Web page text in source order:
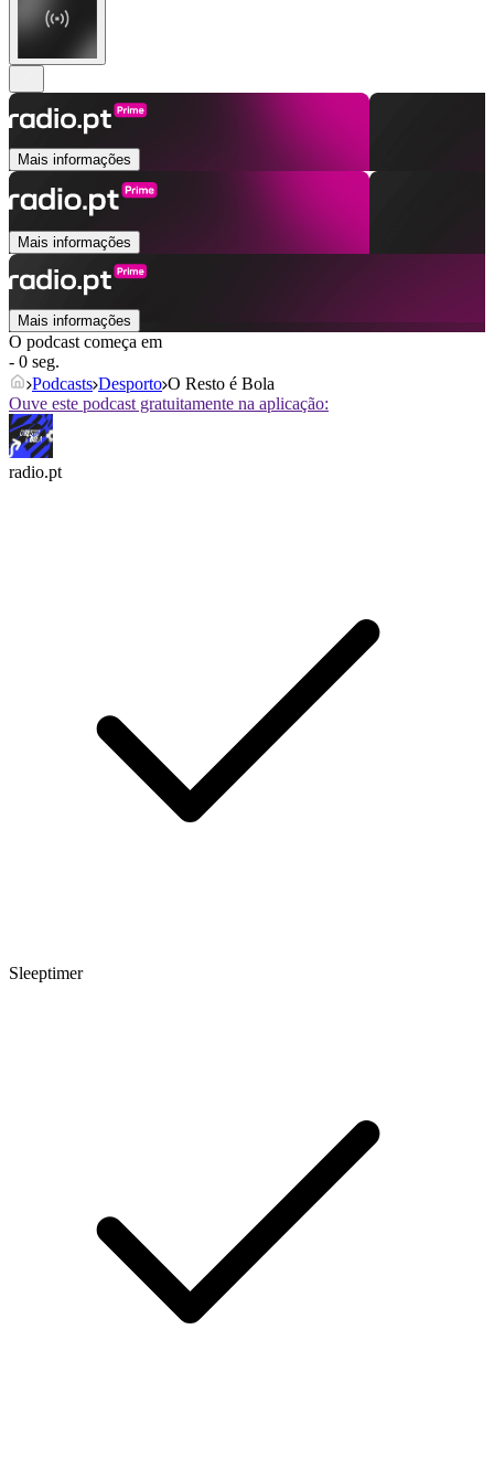
Mais informações
Mais informações
Mais informações
O podcast começa em
- 0 seg.
Podcasts Desporto O Resto é Bola
Ouve este podcast gratuitamente na aplicação:
radio.pt
Sleeptimer